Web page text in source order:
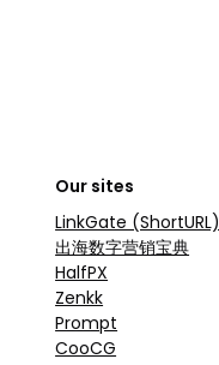
Our sites
LinkGate (ShortURL)
出海数字营销宝典
HalfPX
Zenkk
Prompt
CooCG